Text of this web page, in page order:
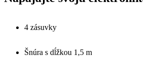
4 zásuvky
Šnúra s dĺžkou 1,5 m